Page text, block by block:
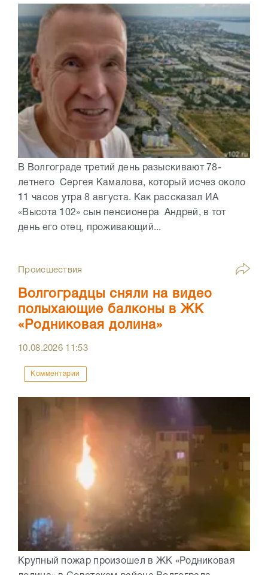
В Волгограде третий день разыскивают 78-
летнего Сергея Камалова, который исчез около
11 часов утра 8 августа. Как рассказал ИА
«Высота 102» сын пенсионера Андрей, в тот
день его отец, проживающий...
Происшествия
Волгоградцы сняли на видео
полыхающие балконы в ЖК
«Родниковая долина»
10.08.2026 11:53
Комментарии
Крупный пожар произошел в ЖК «Родниковая